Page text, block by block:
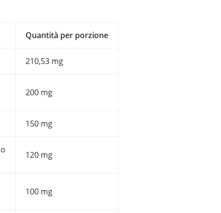
Quantità per porzione
210,53 mg
200 mg
150 mg
120 mg
100 mg